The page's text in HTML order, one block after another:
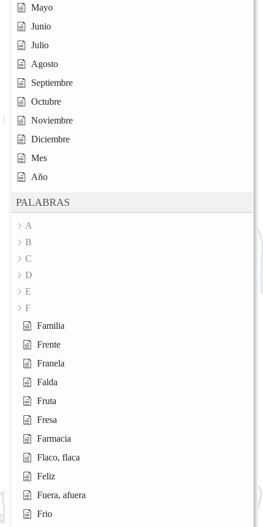
Mayo
Junio
Julio
Agosto
Septiembre
Octubre
Noviembre
Diciembre
Mes
Año
PALABRAS
A
B
C
D
E
F
Familia
Frente
Franela
Falda
Fruta
Fresa
Farmacia
Flaco, flaca
Feliz
Fuera, afuera
Frio